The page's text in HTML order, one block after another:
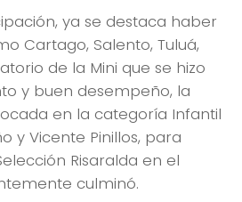
ya se destaca haber
Cartago, Salento, Tuluá,
de la Mini que se hizo
y buen desempeño, la
en la categoría Infantil
y Vicente Pinillos, para
Risaralda en el
culminó.